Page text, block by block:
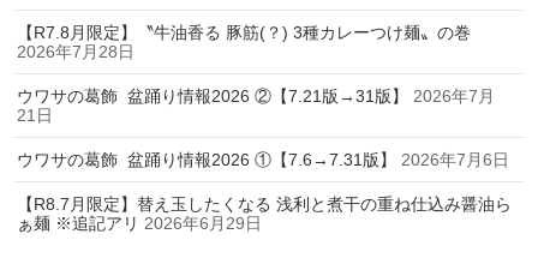
【R7.8月限定】〝牛油香る 豚筋(？) 3種カレーつけ麺〟の巻
2026年7月28日
ウワサの葛飾 盆踊り情報2026 ②【7.21版→31版】
2026年7月
21日
ウワサの葛飾 盆踊り情報2026 ①【7.6→7.31版】 2026年7月6日
【R8.7月限定】替え玉したくなる 浅利と煮干の重ね仕込み醤油ら
ぁ麺 ※追記アリ 2026年6月29日